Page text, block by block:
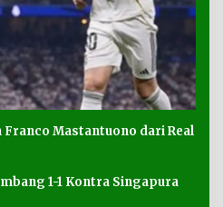
Mastantuono dari Real
1-1 Kontra Singapura